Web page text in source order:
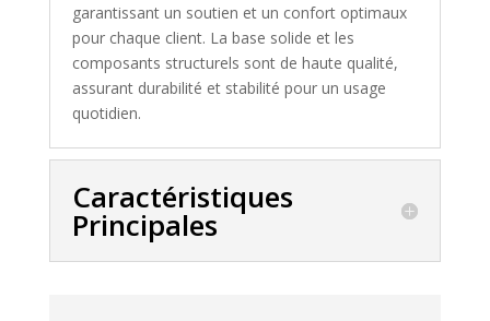
garantissant un soutien et un confort optimaux
pour chaque client. La base solide et les
composants structurels sont de haute qualité,
assurant durabilité et stabilité pour un usage
quotidien.
Caractéristiques
Principales